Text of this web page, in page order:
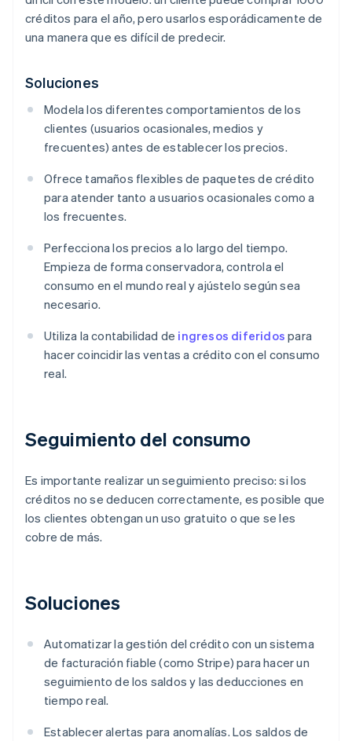
créditos para el año, pero usarlos esporádicamente de
una manera que es difícil de predecir.
Soluciones
Modela los diferentes comportamientos de los
clientes (usuarios ocasionales, medios y
frecuentes) antes de establecer los precios.
Ofrece tamaños flexibles de paquetes de crédito
para atender tanto a usuarios ocasionales como a
los frecuentes.
Perfecciona los precios a lo largo del tiempo.
Empieza de forma conservadora, controla el
consumo en el mundo real y ajústelo según sea
necesario.
Utiliza la contabilidad de ingresos diferidos para
hacer coincidir las ventas a crédito con el consumo
real.
Seguimiento del consumo
Es importante realizar un seguimiento preciso: si los
créditos no se deducen correctamente, es posible que
los clientes obtengan un uso gratuito o que se les
cobre de más.
Soluciones
Automatizar la gestión del crédito con un sistema
de facturación fiable (como Stripe) para hacer un
seguimiento de los saldos y las deducciones en
tiempo real.
Establecer alertas para anomalías. Los saldos de